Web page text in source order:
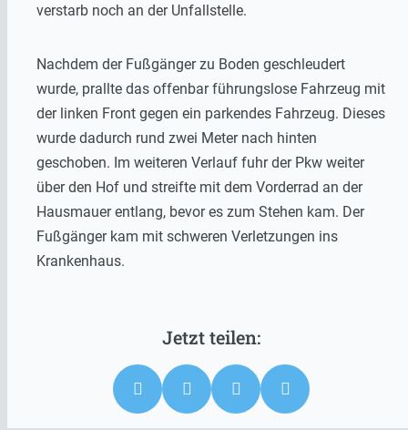
verstarb noch an der Unfallstelle.
Nachdem der Fußgänger zu Boden geschleudert
wurde, prallte das offenbar führungslose Fahrzeug mit
der linken Front gegen ein parkendes Fahrzeug. Dieses
wurde dadurch rund zwei Meter nach hinten
geschoben. Im weiteren Verlauf fuhr der Pkw weiter
über den Hof und streifte mit dem Vorderrad an der
Hausmauer entlang, bevor es zum Stehen kam. Der
Fußgänger kam mit schweren Verletzungen ins
Krankenhaus.